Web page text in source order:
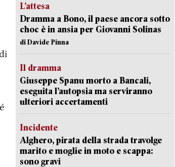
L’attesa
Dramma a Bono, il paese ancora sotto
choc è in ansia per Giovanni Solinas
di Davide Pinna
Il dramma
Giuseppe Spanu morto a Bancali,
eseguita l’autopsia ma serviranno
ulteriori accertamenti
Incidente
Alghero, pirata della strada travolge
marito e moglie in moto e scappa:
sono gravi